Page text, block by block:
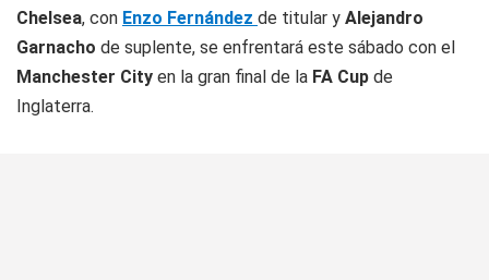
Chelsea, con Enzo Fernández de titular y Alejandro
Garnacho de suplente, se enfrentará este sábado con el
Manchester City en la gran final de la FA Cup de
Inglaterra.